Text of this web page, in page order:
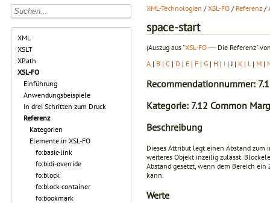
XML
XSLT
XPath
XSL-FO
Einführung
Anwendungsbeispiele
In drei Schritten zum Druck
Referenz
Kategorien
Elemente in XSL-FO
fo:basic-link
fo:bidi-override
fo:block
fo:block-container
fo:bookmark
XML-Technologien /XSL-FO / Referenz /
space-start
(Auszug aus "XSL-FO ― Die Referenz"
A | B | C | D | E | F | G | H | I | J | K | L | M |
Recommendationnummer:
Kategorie: 7.12 Common
Beschreibung
Dieses Attribut legt einen Abstand zum
weiteres Objekt inzeilig zulässt.
Abstand gesetzt, wenn dem Bereich
kann.
Werte